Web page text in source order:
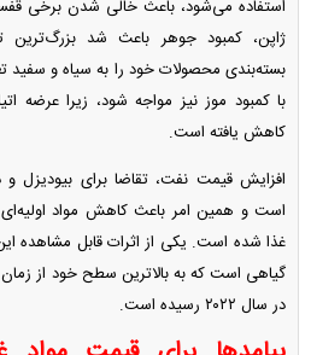
استفاده می‌شود، باعث خالی شدن برخی
ژاپن، کمبود جوهر باعث شد بزرگ‌ترین
بسته‌بندی محصولات خود را به سیاه و
با کمبود موز نیز مواجه شود، زیرا عرضه
کاهش یافته است.
افزایش قیمت نفت، تقاضا برای بیودیزل و
است و همین امر باعث کاهش مواد اولیه‌ای
غذا شده است. یکی از اثرات قابل مشاهده
گیاهی است که به بالاترین سطح خود از زمان
در سال ۲۰۲۲ رسیده است.